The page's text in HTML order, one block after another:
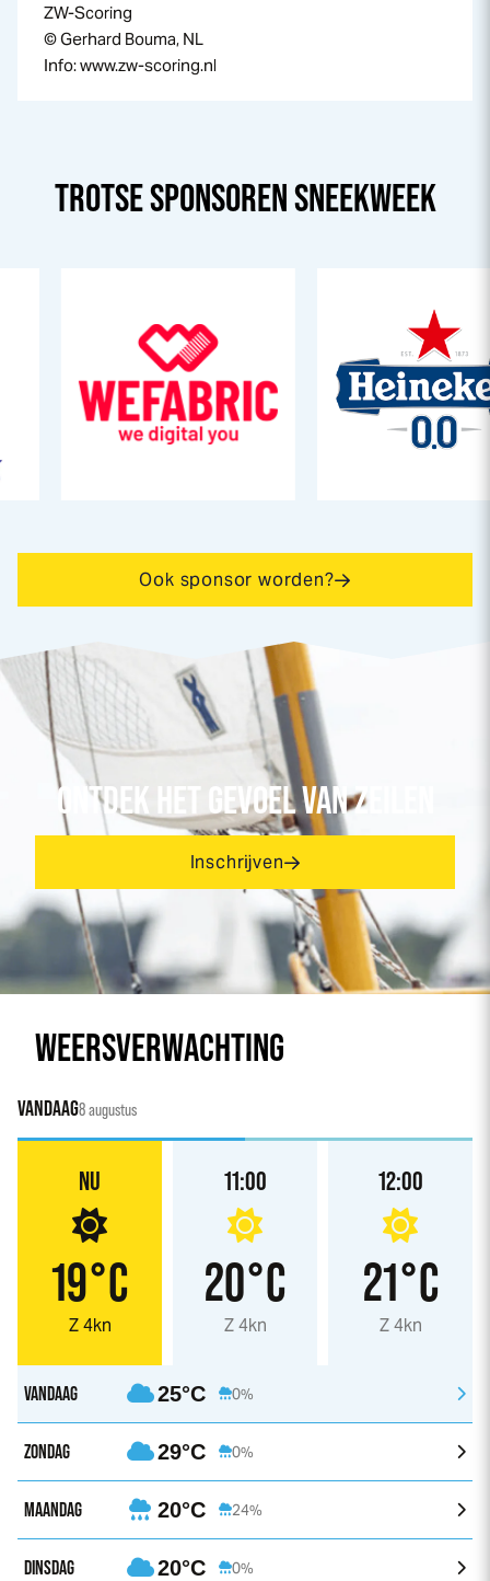
ZW-Scoring
© Gerhard Bouma, NL
Info: www.zw-scoring.nl
TROTSE SPONSORENSNEEKWEEK
Ook sponsor worden?
ONTDEK HET GEVOEL VAN ZEILEN
Inschrijven
WEERSVERWACHTING
VANDAAG8 augustus
NU
19°C
Z 4kn
11:00
20°C
Z 4kn
12:00
21°C
Z 4kn
VANDAAG 25°C 0%
ZONDAG 29°C 0%
MAANDAG 20°C 24%
DINSDAG 20°C 0%